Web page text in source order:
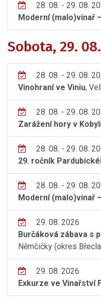
28. 08. - 29. 08.
Moderní (malo)vinař
Sobota, 29.
28. 08. - 29. 08.
Vinohraní ve Viniu,
28. 08. - 29. 08.
Zarážení hory v
28. 08. - 29. 08.
29. ročník
28. 08. - 29. 08.
Moderní (malo)vinař
29. 08. 2026
Burčáková zábava s
Němčičky (okres
29. 08. 2026
Exkurze ve Vinařství